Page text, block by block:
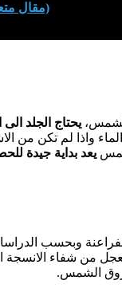
(مقال
يحتاج الجلد
واذا لم تكن من
يعد بداية جيدة
وبحسب
من شفاء الانسجة
الشمس.